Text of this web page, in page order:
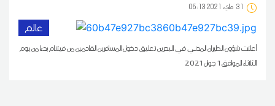
31 06:13 2021 ماي
عالم
أعلنت شؤون الطيران المدني في البحرين تعليق دخول المسافرين القادمين من فيتنام بدءا من يوم
الثلاثاء الموافق 1 جوان 2021